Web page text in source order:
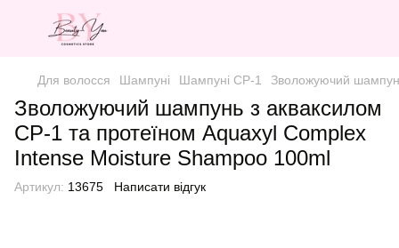
Для волосся Шампуні Шампуні CP-1 Зволожуючий
Зволожуючий шампунь з акваксилом
CP-1 та протеїном Aquaxyl Complex
Intense Moisture Shampoo 100ml
Артикул: 13675 Написати відгук